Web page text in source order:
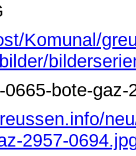
Komunal/
bote-gaz-
2957-